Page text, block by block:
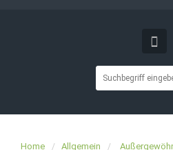
Home Allgemein